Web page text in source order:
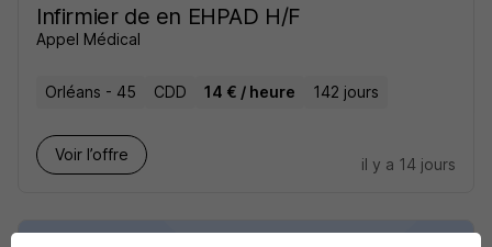
Infirmier de en EHPAD H/F
Appel Médical
Orléans - 45 CDD 14 € / heure 142 jours
Voir l’offre
il y a 14 jours